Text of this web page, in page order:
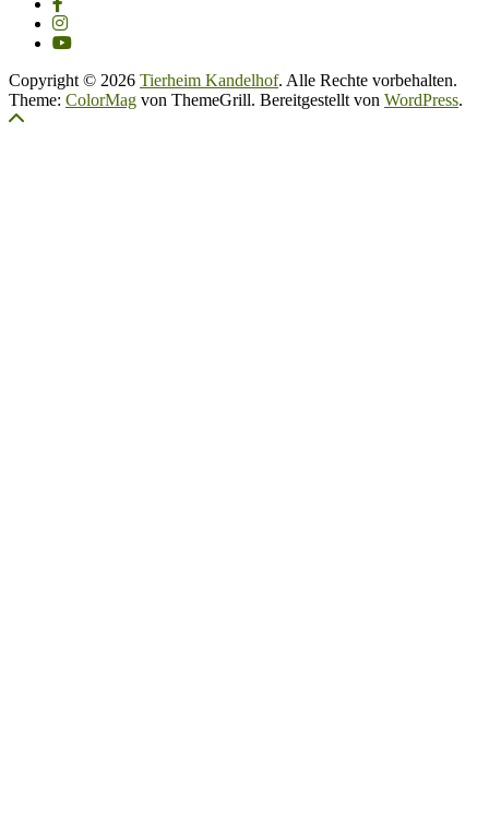
Copyright © 2026 Tierheim Kandelhof. Alle Rechte vorbehalten.
Theme: ColorMag von ThemeGrill. Bereitgestellt von WordPress.